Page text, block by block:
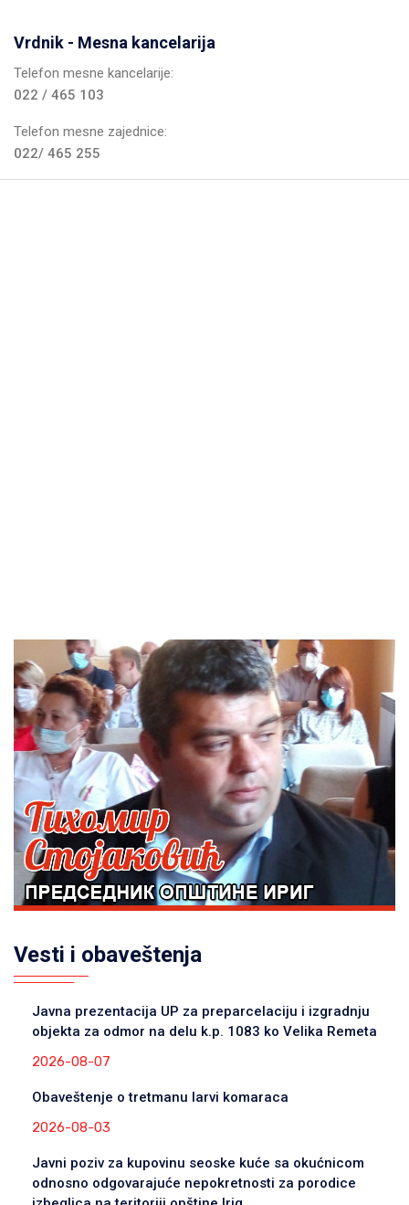
Vrdnik - Mesna kancelarija
Telefon mesne kancelarije:
022 / 465 103
Telefon mesne zajednice:
022/ 465 255
Vesti i obaveštenja
Javna prezentacija UP za preparcelaciju i izgradnju
objekta za odmor na delu k.p. 1083 ko Velika Remeta
2026-08-07
Obaveštenje o tretmanu larvi komaraca
2026-08-03
Javni poziv za kupovinu seoske kuće sa okućnicom
odnosno odgovarajuće nepokretnosti za porodice